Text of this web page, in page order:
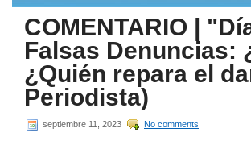
COMENTARIO |
Falsas Denuncias:
¿Quién repara el
Periodista)
septiembre 11, 2023 No comments